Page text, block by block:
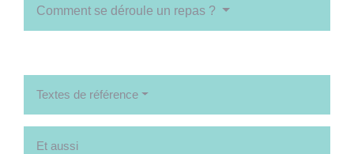
Comment se déroule un repas ?
Textes de référence
Et aussi